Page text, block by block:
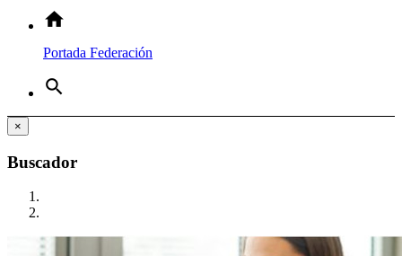
home
Portada Federación
search
×
Buscador